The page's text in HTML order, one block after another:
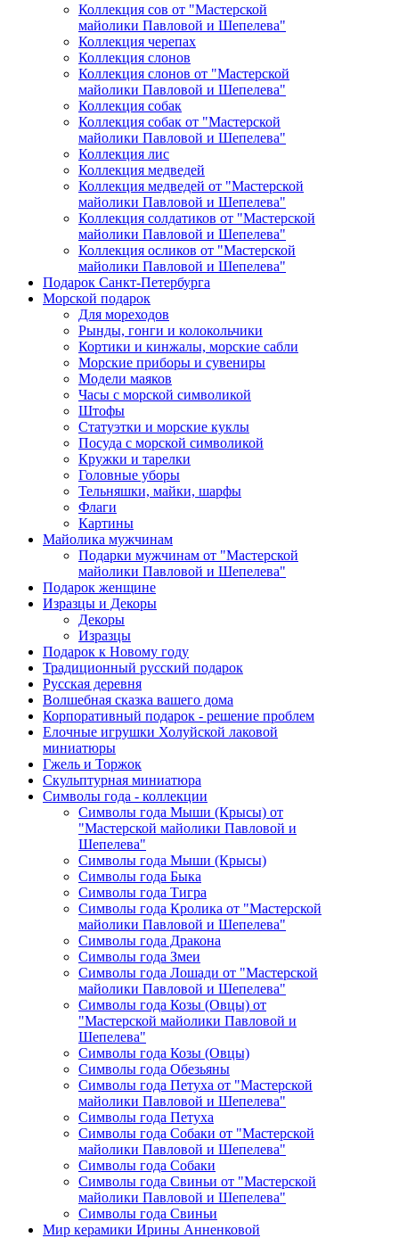
Коллекция сов от "Мастерской
майолики Павловой и Шепелева"
Коллекция черепах
Коллекция слонов
Коллекция слонов от "Мастерской
майолики Павловой и Шепелева"
Коллекция собак
Коллекция собак от "Мастерской
майолики Павловой и Шепелева"
Коллекция лис
Коллекция медведей
Коллекция медведей от "Мастерской
майолики Павловой и Шепелева"
Коллекция солдатиков от "Мастерской
майолики Павловой и Шепелева"
Коллекция осликов от "Мастерской
майолики Павловой и Шепелева"
Подарок Санкт-Петербурга
Морской подарок
Для мореходов
Рынды, гонги и колокольчики
Кортики и кинжалы, морские сабли
Морские приборы и сувениры
Модели маяков
Часы с морской символикой
Штофы
Статуэтки и морские куклы
Посуда с морской символикой
Кружки и тарелки
Головные уборы
Тельняшки, майки, шарфы
Флаги
Картины
Майолика мужчинам
Подарки мужчинам от "Мастерской
майолики Павловой и Шепелева"
Подарок женщине
Изразцы и Декоры
Декоры
Изразцы
Подарок к Новому году
Традиционный русский подарок
Русская деревня
Волшебная сказка вашего дома
Корпоративный подарок - решение проблем
Елочные игрушки Холуйской лаковой
миниатюры
Гжель и Торжок
Скульптурная миниатюра
Символы года - коллекции
Символы года Мыши (Крысы) от
"Мастерской майолики Павловой и
Шепелева"
Символы года Мыши (Крысы)
Символы года Быка
Символы года Тигра
Символы года Кролика от "Мастерской
майолики Павловой и Шепелева"
Символы года Дракона
Символы года Змеи
Символы года Лошади от "Мастерской
майолики Павловой и Шепелева"
Символы года Козы (Овцы) от
"Мастерской майолики Павловой и
Шепелева"
Символы года Козы (Овцы)
Символы года Обезьяны
Символы года Петуха от "Мастерской
майолики Павловой и Шепелева"
Символы года Петуха
Символы года Собаки от "Мастерской
майолики Павловой и Шепелева"
Символы года Собаки
Символы года Свиньи от "Мастерской
майолики Павловой и Шепелева"
Символы года Свиньи
Мир керамики Ирины Анненковой